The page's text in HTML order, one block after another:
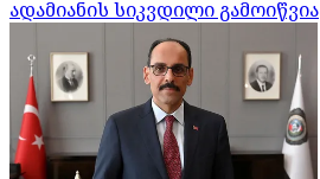
ადამიანის სიკვდილი გამოიწვია